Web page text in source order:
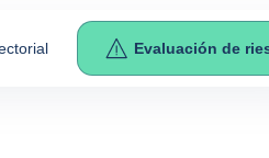
Evaluación de